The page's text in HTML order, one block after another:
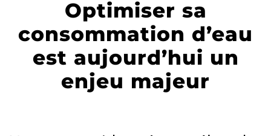
Optimiser sa
consommation d’eau
est aujourd’hui un
enjeu majeur